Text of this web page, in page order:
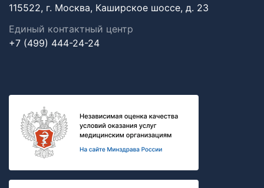
115522, г. Москва, Каширское шоссе, д. 23
Единый контактный центр
+7 (499) 444-24-24